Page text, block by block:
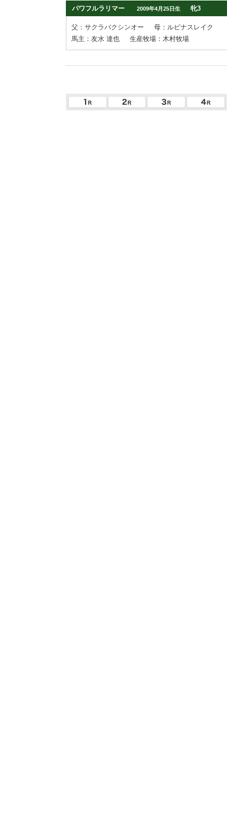
パワフルラリマー
2009年4月25日生 牝3
父：サクラバクシンオー
母：ルピナスレイク
馬主：友水 達也
生産牧場：木村牧場